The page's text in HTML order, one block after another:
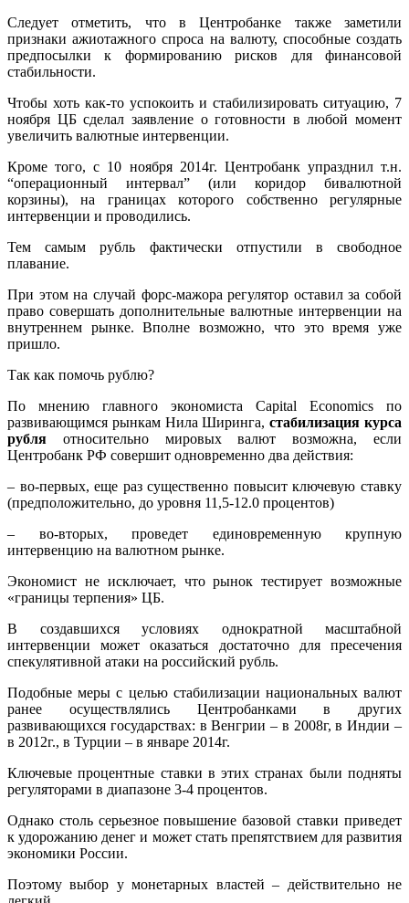
Следует отметить, что в Центробанке также заметили
признаки ажиотажного спроса на валюту, способные создать
предпосылки к формированию рисков для финансовой
стабильности.
Чтобы хоть как-то успокоить и стабилизировать ситуацию, 7
ноября ЦБ сделал заявление о готовности в любой момент
увеличить валютные интервенции.
Кроме того, с 10 ноября 2014г. Центробанк упразднил т.н.
“операционный интервал” (или коридор бивалютной
корзины), на границах которого собственно регулярные
интервенции и проводились.
Тем самым рубль фактически отпустили в свободное
плавание.
При этом на случай форс-мажора регулятор оставил за собой
право совершать дополнительные валютные интервенции на
внутреннем рынке. Вполне возможно, что это время уже
пришло.
Так как помочь рублю?
По мнению главного экономиста Capital Economics по
развивающимся рынкам Нила Ширинга,стабилизация курса
рубля относительно мировых валют возможна, если
Центробанк РФ совершит одновременно два действия:
– во-первых, еще раз существенно повысит ключевую ставку
(предположительно, до уровня 11,5-12.0 процентов)
– во-вторых, проведет единовременную крупную
интервенцию на валютном рынке.
Экономист не исключает, что рынок тестирует возможные
«границы терпения» ЦБ.
В создавшихся условиях однократной масштабной
интервенции может оказаться достаточно для пресечения
спекулятивной атаки на российский рубль.
Подобные меры с целью стабилизации национальных валют
ранее осуществлялись Центробанками в других
развивающихся государствах: в Венгрии – в 2008г, в Индии –
в 2012г., в Турции – в январе 2014г.
Ключевые процентные ставки в этих странах были подняты
регуляторами в диапазоне 3-4 процентов.
Однако столь серьезное повышение базовой ставки приведет
к удорожанию денег и может стать препятствием для развития
экономики России.
Поэтому выбор у монетарных властей – действительно не